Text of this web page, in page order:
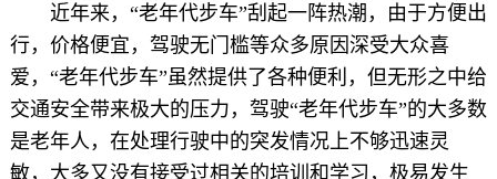
近年来，“老年代步车”刮起一阵热潮，由于方便出
行，价格便宜，驾驶无门槛等众多原因深受大众喜
爱，“老年代步车”虽然提供了各种便利，但无形之中给
交通安全带来极大的压力，驾驶“老年代步车”的大多数
是老年人，在处理行驶中的突发情况上不够迅速灵
敏，大多又没有接受过相关的培训和学习，极易发生